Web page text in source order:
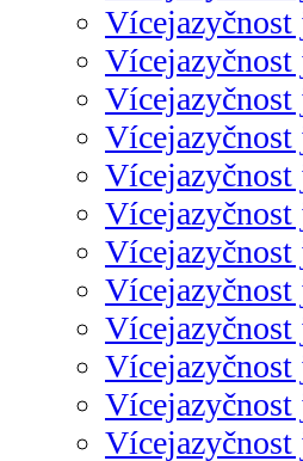
Vícejazyčnost
Vícejazyčnost
Vícejazyčnost
Vícejazyčnost
Vícejazyčnost
Vícejazyčnost
Vícejazyčnost
Vícejazyčnost
Vícejazyčnost
Vícejazyčnost
Vícejazyčnost
Vícejazyčnost